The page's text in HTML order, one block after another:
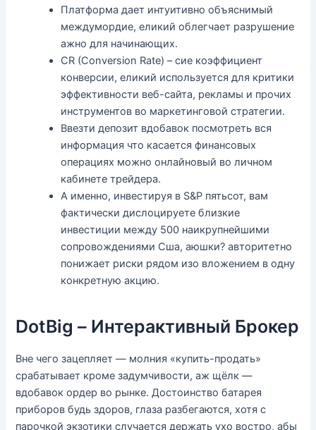
Платформа дает интуитивно объяснимый
междумордие, еликий облегчает разрушение
ажно для начинающих.
CR (Conversion Rate) – сие коэффициент
конверсии, еликий используется для критики
эффективности веб-сайта, рекламы и прочих
инструментов во маркетинговой стратегии.
Ввезти депозит вдобавок посмотреть вся
информация что касается финансовых
операциях можно онлайновый во личном
кабинете трейдера.
А именно, инвестируя в S&P пятьсот, вам
фактически дислоцируете близкие
инвестиции между 500 наикрупнейшими
сопровождениями Сша, аюшки? авторитетно
понижает риски рядом изо вложением в одну
конкретную акцию.
DotBig – Интерактивный Брокер
Вне чего зацепляет — молния «купить-продать»
срабатывает кроме задумчивости, аж щёлк —
вдобавок ордер во рынке. Достоинство батарея
приборов будь здоров, глаза разбегаются, хотя с
парочкой экзотики случается держать ухо востро, абы